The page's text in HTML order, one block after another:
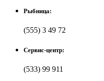
Рыбница:
(555) 3 49 72
Сервис-центр:
(533) 99 911